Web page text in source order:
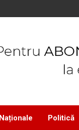
Naționale Politică